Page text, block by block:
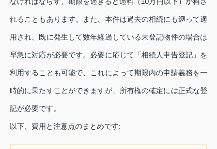
れることもあります。また、本件は過去の相続にも遡って適
用され、既に発生して数年経過している未登記物件の場合は
早急に対応が必要です。必要に応じて「相続人申告登記」を
利用することも可能で、これによって期限内の申請義務を一
時的に果たすことができますが、所有権の確定には正式な登
記が必要です。
以下、費用と注意点のまとめです: